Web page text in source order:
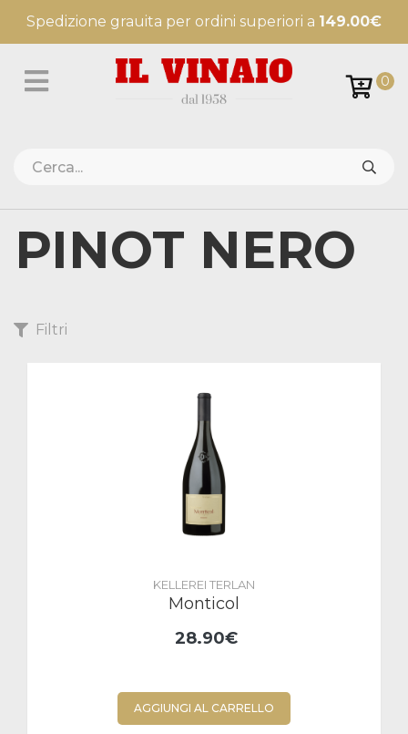
Spedizione grauita per ordini superiori a 149.00€
0
PINOT NERO
Filtri
KELLEREI TERLAN
Monticol
28.90€
AGGIUNGI AL CARRELLO